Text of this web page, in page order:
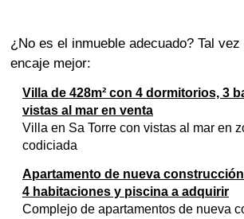
¿No es el inmueble adecuado? Tal
encaje mejor:
Villa de 428m² con 4 dormitorios, 3
vistas al mar en venta
Villa en Sa Torre con vistas al mar en
codiciada
Apartamento de nueva construcción
4 habitaciones y piscina a adquirir
Complejo de apartamentos de nueva